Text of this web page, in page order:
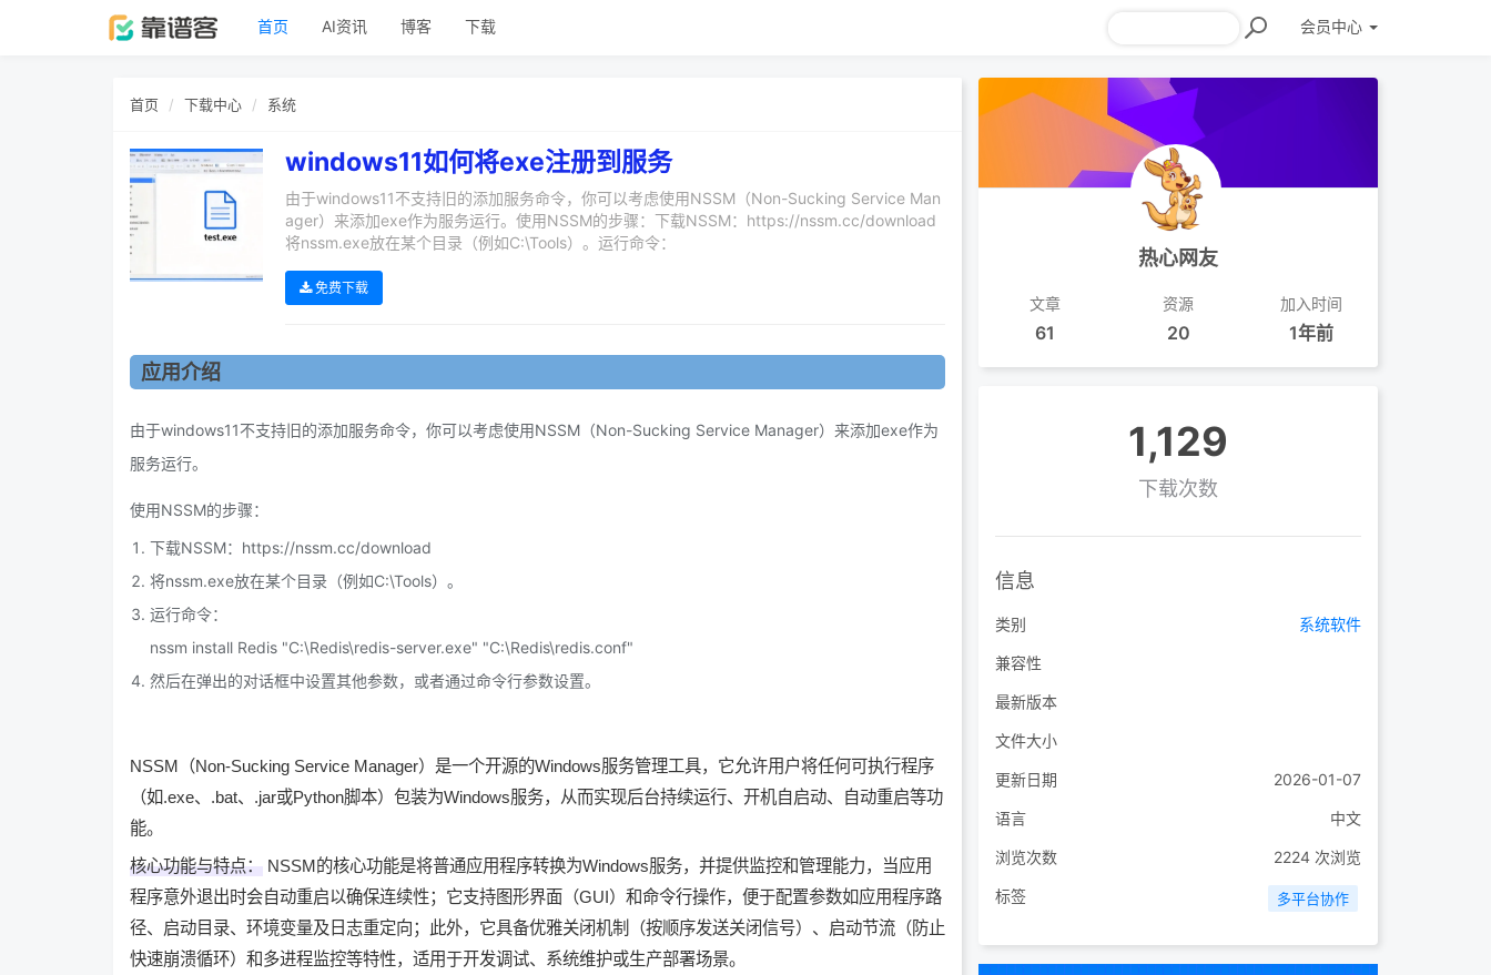
首页 AI资讯 博客 下载 会员中心
首页 下载中心 系统
windows11如何将exe注册到服务
由于windows11不支持旧的添加服务命令，你可以考虑使用NSSM（Non-Sucking Service Man
ager）来添加exe作为服务运行。使用NSSM的步骤：下载NSSM：https://nssm.cc/download
将nssm.exe放在某个目录（例如C:\Tools）。运行命令：
免费下载
应用介绍
由于windows11不支持旧的添加服务命令，你可以考虑使用NSSM（Non-Sucking Service Manager）来添加exe作为
服务运行。
使用NSSM的步骤：
下载NSSM：https://nssm.cc/download
将nssm.exe放在某个目录（例如C:\Tools）。
运行命令：
nssm install Redis "C:\Redis\redis-server.exe" "C:\Redis\redis.conf"
然后在弹出的对话框中设置其他参数，或者通过命令行参数设置。
NSSM （Non-Sucking Service Manager）是一个开源的Windows服务管理工具，它允许用户将任何可执行程序
（如.exe、.bat、.jar或Python脚本）包装为Windows服务，从而实现后台持续运行、 开机自启动、 自动重启等功
能。‌
核心功能与特点：
‌ NSSM的核心功能是将普通应用程序转换为Windows服务，并提供监控和管理能力，当应用
程序意外退出时会自动重启以确保连续性；它支持图形界面 （GUI）和命令行操作，便于配置参数如应用程序路
径、 启动目录、 环境变量及 日志重定向；此外，它具备优雅关闭机制 （按顺序发送关闭信号）、 启动节流 （防止
快速崩溃循环）和多进程监控等特性，适用于开发调试、 系统维护或生产部署场景。‌
热心网友
文章
61
资源
20
加入时间
1年前
1,129
下载次数
信息
类别 系统软件
兼容性
最新版本
文件大小
更新日期 2026-01-07
语言 中文
浏览次数 2224 次浏览
标签 多平台协作